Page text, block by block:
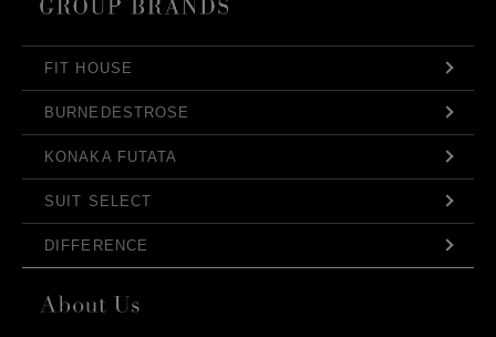
FIT HOUSE
BURNEDESTROSE
KONAKA FUTATA
SUIT SELECT
DIFFERENCE